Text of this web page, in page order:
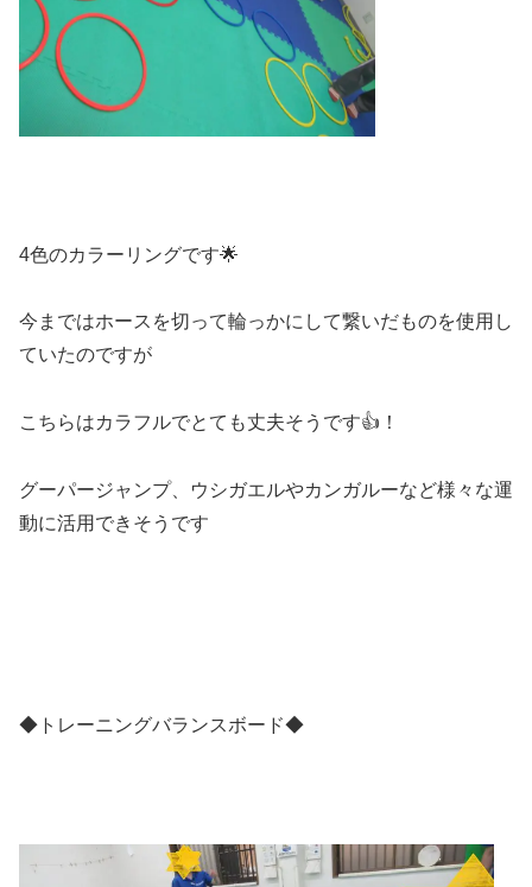
4色のカラーリングです🌟
今まではホースを切って輪っかにして繋いだものを使用し
ていたのですが
こちらはカラフルでとても丈夫そうです👍！
グーパージャンプ、ウシガエルやカンガルーなど様々な運
動に活用できそうです
◆トレーニングバランスボード◆